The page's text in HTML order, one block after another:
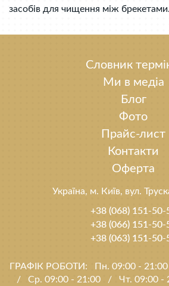
засобів для чищення між брекетами.
Словник
Ми в медіа
Блог
Фото
Прайс-лист
Контакти
Оферта
Україна, м. Київ, вул.
+38 (068) 151-50-
+38 (066) 151-50-
+38 (063) 151-50-
ГРАФІК РОБОТИ: Пн. 09:00 - 21:00
/
Ср. 09:00 - 21:00 / Чт. 09:00 -